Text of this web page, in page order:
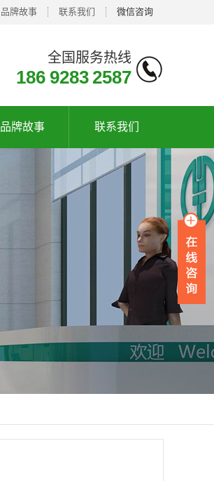
品牌故事 联系我们 微信咨询
全国服务热线
186 9283 2587
品牌故事 联系我们